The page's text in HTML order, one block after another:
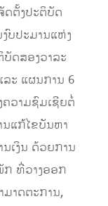
ດຕັ້ງປະຕິບັດ
ບປະມານແຫ່ງ
ດສອງວາລະ
ລະ ແຜນການ 6
ວາມຊົມເຊີຍຕໍ່
ນແກ້ໄຂບັນຫາ
ເງິນ ດ້ວຍການ
ກ ທີ່ວາງອອກ
າດຕະການ,